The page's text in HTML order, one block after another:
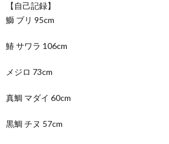
【自己記録】
鰤 ブリ 95cm
鰆 サワラ 106cm
メジロ 73cm
真鯛 マダイ 60cm
黒鯛 チヌ 57cm